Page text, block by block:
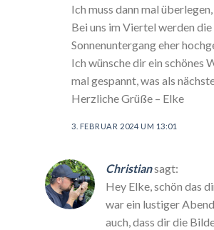
Ich muss dann mal
Bei uns im Viertel werden
Sonnenuntergang eher
Ich wünsche dir ein schönes
mal gespannt, was als
Herzliche Grüße – Elke
3. FEBRUAR 2024 UM 13:01
Christiansagt:
Hey Elke, schön das
war ein lustiger
auch, dass dir die